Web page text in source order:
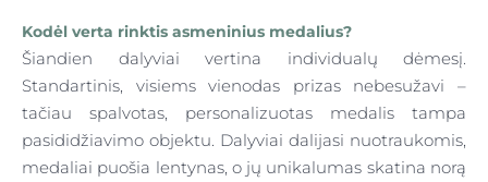
Kodėl verta rinktis asmeninius medalius?
Šiandien dalyviai vertina individualų dėmesį.
Standartinis, visiems vienodas prizas nebesužavi –
tačiau spalvotas, personalizuotas medalis tampa
pasididžiavimo objektu. Dalyviai dalijasi nuotraukomis,
medaliai puošia lentynas, o jų unikalumas skatina norą